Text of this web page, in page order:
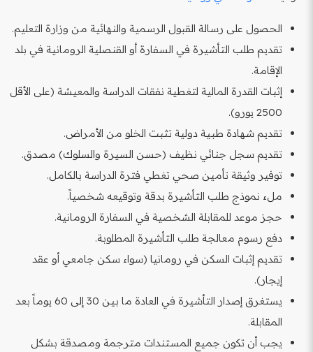
الحصول على رسالة القبول الرسمية والنهائية من وزارة التعليم.
تقديم طلب التأشيرة في السفارة أو القنصلية الرومانية في بلد
الإقامة.
إثبات القدرة المالية لتغطية نفقات الدراسة والمعيشة (على الأقل
2500 يورو).
تقديم شهادة طبية دولية تثبت الخلو من الأمراض.
تقديم سجل جنائي نظيف (حسن السيرة والسلوك) مصدق.
توفير وثيقة تأمين صحي تغطي فترة الدراسة بالكامل.
ملء نموذج طلب التأشيرة بدقة وتوقيعه شخصياً.
حجز موعد للمقابلة الشخصية في السفارة الرومانية.
دفع رسوم معالجة طلب التأشيرة المطلوبة.
تقديم إثبات السكن في رومانيا (سواء سكن جامعي أو عقد
إيجار).
يستغرق إصدار التأشيرة في العادة ما بين 30 إلى 60 يوماً بعد
المقابلة.
يجب أن تكون جميع المستندات مترجمة ومصدقة بشكل